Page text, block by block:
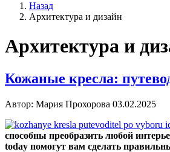
Назад
Архитектура и дизайн
Архитектура и
Кожаные кресла:
Автор: Мария Прохорова 03.02.2025
способны преобразить любой
today помогут вам сделать